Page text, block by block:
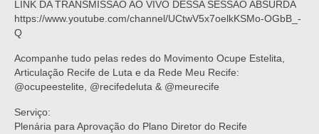
LINK DA TRANSMISSÃO AO VIVO DESSA SESSÃO ABSURDA
https://www.youtube.com/channel/UCtwV5x7oelkKSMo-OGbB_-
Q
Acompanhe tudo pelas redes do Movimento Ocupe Estelita,
Articulação Recife de Luta e da Rede Meu Recife:
@ocupeestelite, @recifedeluta & @meurecife
Serviço:
Plenária para Aprovação do Plano Diretor do Recife